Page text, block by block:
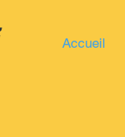
Accueil